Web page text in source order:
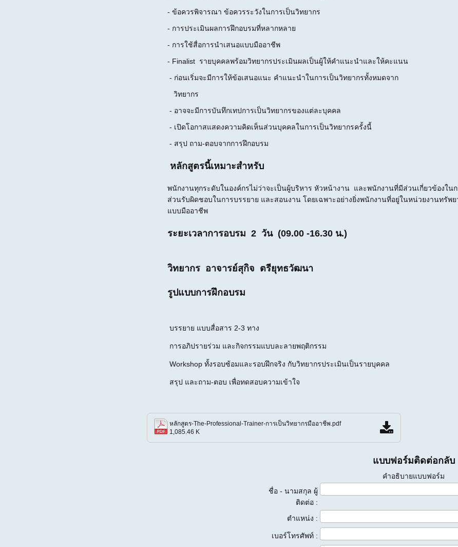
- ข้อควรพิจารณา ข้อควรระวังในการเป็นวิทยากร
- การประเมินผลการฝึกอบรมที่หลากหลาย
- การใช้สื่อการนำเสนอแบบมืออาชีพ
- Finalist รายบุคคลพร้อมวิทยากรประเมินผลเป็นผู้ให้คำแนะนำและให้คะแนน
- ก่อนเริ่มจะมีการให้ข้อเสนอแนะ คำแนะนำในการเป็นวิทยากรทั้งหมดจาก
วิทยากร
- อาจจะมีการบันทึกเทปการเป็นวิทยากรของแต่ละบุคคล
- เปิดโอกาสแสดงความคิดเห็นส่วนบุคคลในการเป็นวิทยากรครั้งนี้
- สรุป ถาม-ตอบจากการฝึกอบรม
หลักสูตรนี้เหมาะสำหรับ
พนักงานทุกระดับในองค์กรไม่ว่าจะเป็นผู้บริหาร หัวหน้างาน และพนักงานที่มีส่วนเกี่ยวข้องใ
ส่วนรับผิดชอบในการบรรยาย และสอนงาน โดยเฉพาะอย่างยิ่งพนักงานที่อยู่ในหน่วยงานทรั
แบบมืออาชีพ
ระยะเวลาการอบรม 2 วัน (09.00 -16.30 น.)
วิทยากร อาจารย์สุกิจ ตรียุทธวัฒนา
รูปแบบการฝึกอบรม
 บรรยาย แบบสื่อสาร 2-3 ทาง
 การอภิปรายร่วม และกิจกรรมแบบละลายพฤติกรรม
 Workshop ทั้งรอบซ้อมและรอบฝึกจริง กับวิทยากรประเมินเป็นรายบุคคล
 สรุป และถาม-ตอบ เพื่อทดสอบความเข้าใจ
หลักสูตร-The-Professional-Trainer-การเป็นวิทยากรมืออาชีพ.pdf
1,085.46 K
แบบฟอร์มติดต่อกลับ
คำอธิบายแบบฟอร์ม
ชื่อ - นามสกุล ผู้
ติดต่อ :
ตำแหน่ง :
เบอร์โทรศัพท์ :